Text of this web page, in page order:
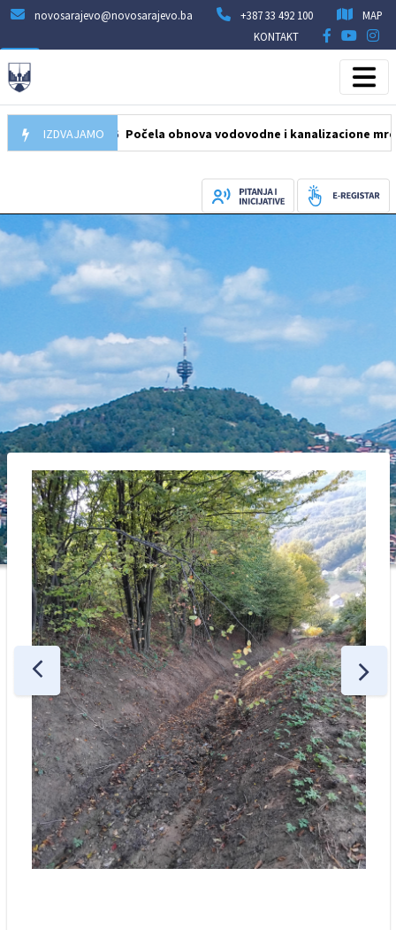
novosarajevo@novosarajevo.ba +387 33 492 100
MAP
KONTAKT
IZDVAJAMO
05.08.2026 Počela obnova vodovodne i kanalizacione mreže u